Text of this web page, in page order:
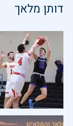
דותן מלאך